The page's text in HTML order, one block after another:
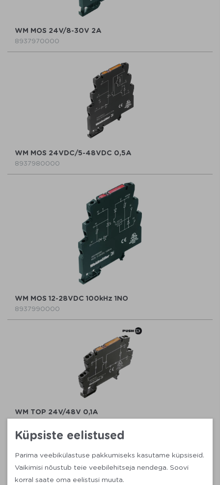
WM MOS 24V/8-30V 2A
8937970000
WM MOS 24VDC/5-48VDC 0,5A
8937980000
WM MOS 12-28VDC 100kHz 1NO
8937990000
WM TOP 24V/48V 0,1A
Küpsiste eelistused
Parima veebikülastuse pakkumiseks kasutame küpsiseid.
Vaikimisi nõustub teie veebilehitseja nendega. Soovi
korral saate oma eelistusi muuta.